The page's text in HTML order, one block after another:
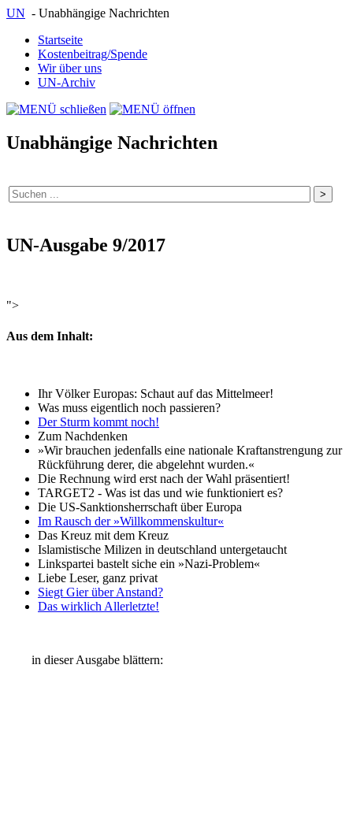
UN - Unabhängige Nachrichten
Startseite
Kostenbeitrag/Spende
Wir über uns
UN-Archiv
Unabhängige Nachrichten
UN-Ausgabe 9/2017
">
Aus dem Inhalt:
Ihr Völker Europas: Schaut auf das Mittelmeer!
Was muss eigentlich noch passieren?
Der Sturm kommt noch!
Zum Nachdenken
»Wir brauchen jedenfalls eine nationale Kraftanstrengung zur
Rückführung derer, die abgelehnt wurden.«
Die Rechnung wird erst nach der Wahl präsentiert!
TARGET2 - Was ist das und wie funktioniert es?
Die US-Sanktionsherrschaft über Europa
Im Rausch der »Willkommenskultur«
Das Kreuz mit dem Kreuz
Islamistische Milizen in deutschland untergetaucht
Linkspartei bastelt siche ein »Nazi-Problem«
Liebe Leser, ganz privat
Siegt Gier über Anstand?
Das wirklich Allerletzte!
in dieser Ausgabe blättern: